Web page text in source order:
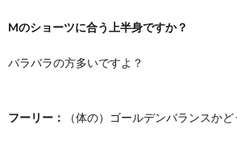
Mのショーツに合う上半身ですか？
バラバラの方多いですよ？
フーリー： （体の）ゴールデンバランスかど